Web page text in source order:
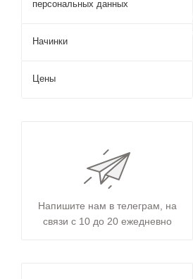
персональных данных
Начинки
Цены
Напишите нам в телеграм, на
связи с 10 до 20 ежедневно